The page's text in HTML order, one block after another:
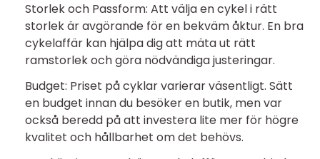
Storlek och Passform: Att välja en cykel i rätt
storlek är avgörande för en bekväm åktur. En bra
cykelaffär kan hjälpa dig att mäta ut rätt
ramstorlek och göra nödvändiga justeringar.
Budget: Priset på cyklar varierar väsentligt. Sätt
en budget innan du besöker en butik, men var
också beredd på att investera lite mer för högre
kvalitet och hållbarhet om det behövs.